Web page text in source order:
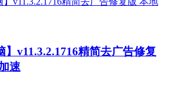
】v11.3.2.1716精简去广告修复
速